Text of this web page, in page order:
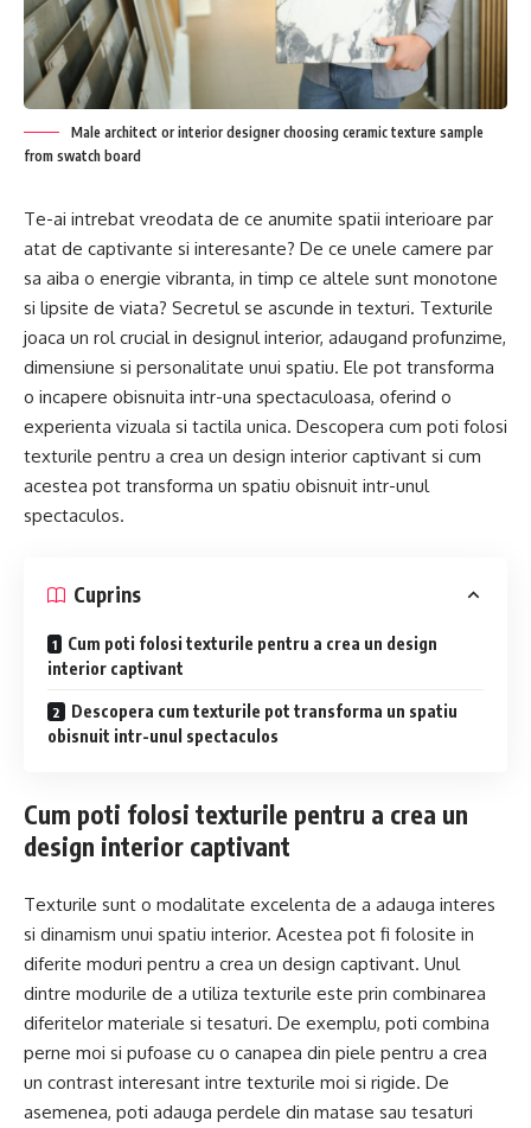
Male architect or interior designer choosing ceramic texture sample
from swatch board
Te-ai intrebat vreodata de ce anumite spatii interioare par
atat de captivante si interesante? De ce unele camere par
sa aiba o energie vibranta, in timp ce altele sunt monotone
si lipsite de viata? Secretul se ascunde in texturi. Texturile
joaca un rol crucial in designul interior, adaugand profunzime,
dimensiune si personalitate unui spatiu. Ele pot transforma
o incapere obisnuita intr-una spectaculoasa, oferind o
experienta vizuala si tactila unica. Descopera cum poti folosi
texturile pentru a crea un design interior captivant si cum
acestea pot transforma un spatiu obisnuit intr-unul
spectaculos.
Cuprins
Cum poti folosi texturile pentru a crea un design
interior captivant
Descopera cum texturile pot transforma un spatiu
obisnuit intr-unul spectaculos
Cum poti folosi texturile pentru a crea un
design interior captivant
Texturile sunt o modalitate excelenta de a adauga interes
si dinamism unui spatiu interior. Acestea pot fi folosite in
diferite moduri pentru a crea un design captivant. Unul
dintre modurile de a utiliza texturile este prin combinarea
diferitelor materiale si tesaturi. De exemplu, poti combina
perne moi si pufoase cu o canapea din piele pentru a crea
un contrast interesant intre texturile moi si rigide. De
asemenea, poti adauga perdele din matase sau tesaturi